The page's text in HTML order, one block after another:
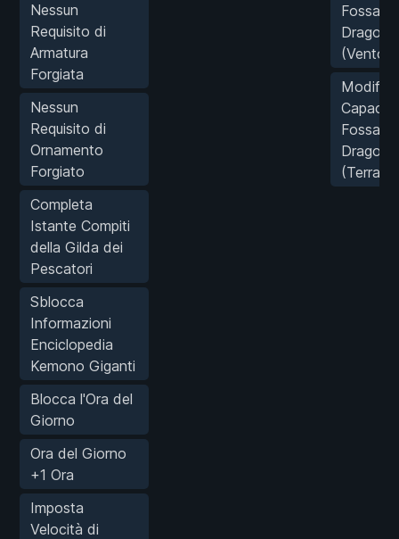
Nessun
Requisito di
Armatura
Forgiata
Nessun
Requisito di
Ornamento
Forgiato
Completa
Istante Compiti
della Gilda dei
Pescatori
Sblocca
Informazioni
Enciclopedia
Kemono Giganti
Blocca l'Ora del
Giorno
Ora del Giorno
+1 Ora
Imposta
Velocità di
Fossa
Drago
(Vento)
Modifica
Capacità
Fossa
Drago
(Terra)